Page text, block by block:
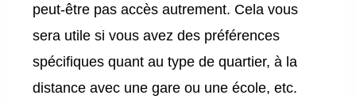
peut-être pas accès autrement. Cela vous
sera utile si vous avez des préférences
spécifiques quant au type de quartier, à la
distance avec une gare ou une école, etc.